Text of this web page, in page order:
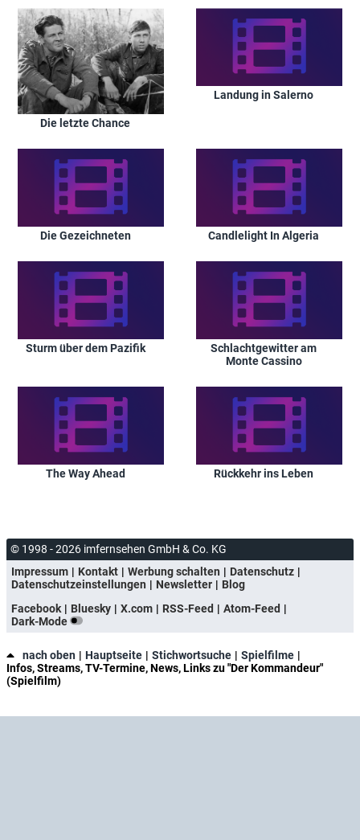
Die letzte Chance
Landung in Salerno
Die Gezeichneten Candlelight In Algeria
Sturm über dem Pazifik
Schlachtgewitter am
Monte Cassino
The Way Ahead Rückkehr ins Leben
© 1998 - 2026 imfernsehen GmbH & Co. KG
Impressum
Kontakt Werbung schalten
Datenschutz
Datenschutzeinstellungen
Newsletter
Blog
Facebook
Bluesky X.com RSS-Feed
Atom-Feed
Dark-Mode
nach oben Hauptseite Stichwortsuche
Spielfilme
Infos, Streams, TV-Termine, News, Links zu "Der Kommandeur"
(Spielfilm)